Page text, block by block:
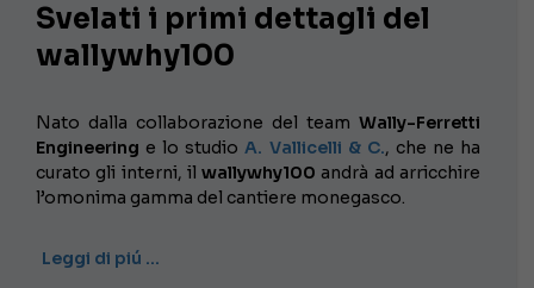
Svelati i primi dettagli del
wallywhy100
Nato dalla collaborazione del team Wally-Ferretti
Engineering e lo studioA. Vallicelli & C., che ne ha
curato gli interni, ilwallywhy100 andrà ad arricchire
l’omonima gamma del cantiere monegasco.
Leggi di piú …